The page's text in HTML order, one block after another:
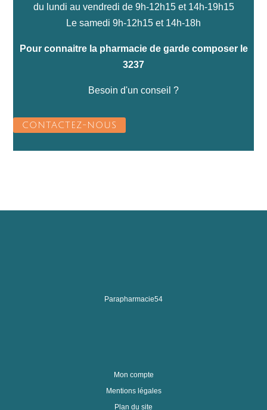
du lundi au vendredi de 9h-12h15 et 14h-19h15
Le samedi 9h-12h15 et 14h-18h
Pour connaitre la pharmacie de garde composer le
3237
Besoin d'un conseil ?
CONTACTEZ-NOUS
Parapharmacie54
Mon compte
Mentions légales
Plan du site